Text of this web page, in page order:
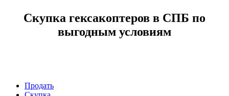
Скупка гексакоптеров в СПБ по
выгодным условиям
Продать